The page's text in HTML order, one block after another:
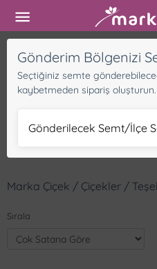
Buradan başlayın
Gönderim Bölgenizi
Seçtiğiniz semte
kaybetmeden sipariş oluşturun.
Gönderilecek Semt/İlçe
Marka Çiçek / Çiçekler /
Sırala